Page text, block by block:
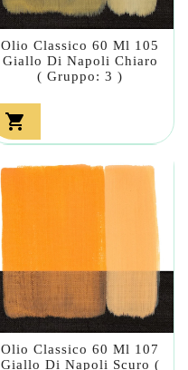
Olio Classico 60 Ml 105
Giallo Di Napoli Chiaro
( Gruppo: 3 )

Olio Classico 60 Ml 107
Giallo Di Napoli Scuro (